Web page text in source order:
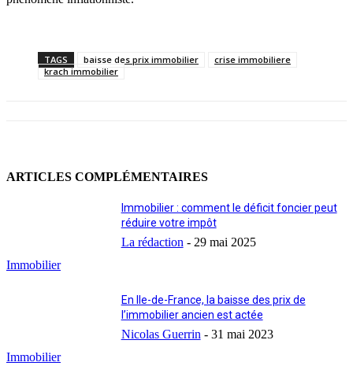
TAGS baisse des prix immobilier
crise immobiliere
krach immobilier
ARTICLES COMPLÉMENTAIRES
Immobilier
Immobilier : comment le déficit foncier peut
réduire votre impôt
La rédaction - 29 mai 2025
Immobilier
En Ile-de-France, la baisse des prix de
l’immobilier ancien est actée
Nicolas Guerrin - 31 mai 2023